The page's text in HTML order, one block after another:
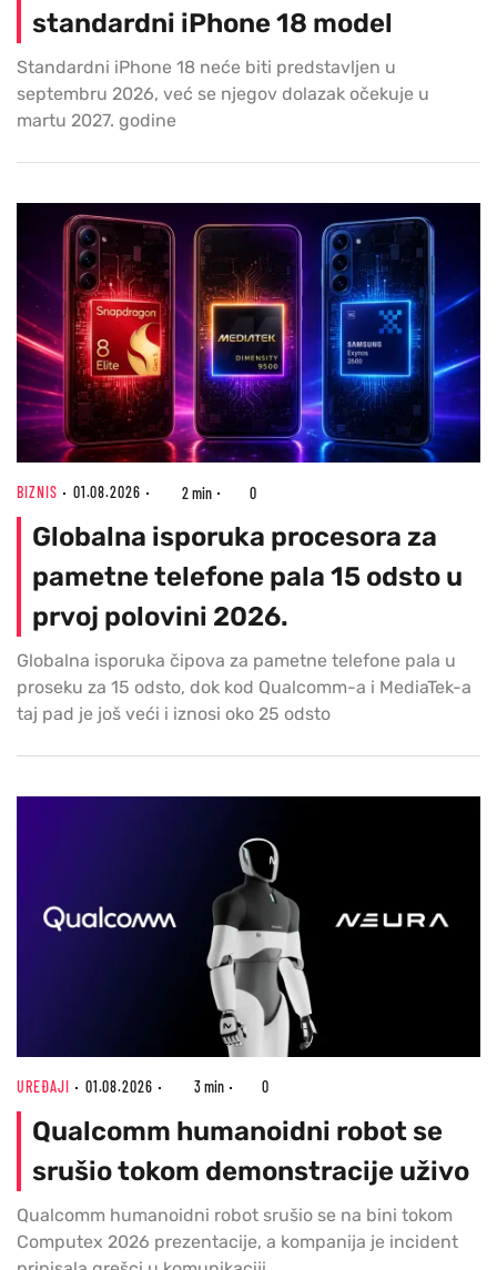
standardni iPhone 18 model
Standardni iPhone 18 neće biti predstavljen u
septembru 2026, već se njegov dolazak očekuje u
martu 2027. godine
BIZNIS 01.08.2026 2 min 0
Globalna isporuka procesora za
pametne telefone pala 15 odsto u
prvoj polovini 2026.
Globalna isporuka čipova za pametne telefone pala u
proseku za 15 odsto, dok kod Qualcomm-a i MediaTek-a
taj pad je još veći i iznosi oko 25 odsto
UREĐAJI 01.08.2026 3 min 0
Qualcomm humanoidni robot se
srušio tokom demonstracije uživo
Qualcomm humanoidni robot srušio se na bini tokom
Computex 2026 prezentacije, a kompanija je incident